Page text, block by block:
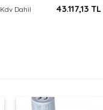
Kdv Dahil
5 üzerinden
43.117,13 TL